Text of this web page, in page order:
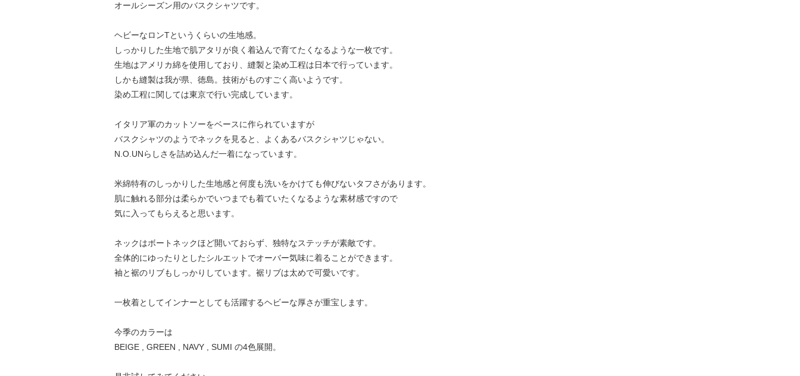
オールシーズン用のバスクシャツです。
ヘビーなロンTというくらいの生地感。
しっかりした生地で肌アタリが良く着込んで育てたくなるような一枚です。
生地はアメリカ綿を使用しており、縫製と染め工程は日本で行っています。
しかも縫製は我が県、徳島。技術がものすごく高いようです。
染め工程に関しては東京で行い完成しています。
イタリア軍のカットソーをベースに作られていますが
バスクシャツのようでネックを見ると、よくあるバスクシャツじゃない。
N.O.UNらしさを詰め込んだ一着になっています。
米綿特有のしっかりした生地感と何度も洗いをかけても伸びないタフさがあります。
肌に触れる部分は柔らかでいつまでも着ていたくなるような素材感ですので
気に入ってもらえると思います。
ネックはボートネックほど開いておらず、独特なステッチが素敵です。
全体的にゆったりとしたシルエットでオーバー気味に着ることができます。
袖と裾のリブもしっかりしています。裾リブは太めで可愛いです。
一枚着としてインナーとしても活躍するヘビーな厚さが重宝します。
今季のカラーは
BEIGE , GREEN , NAVY , SUMI の4色展開。